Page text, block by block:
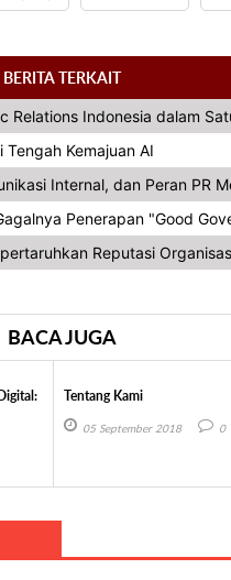
BERITA TERKAIT
Relations Indonesia dalam
Kemajuan AI
Internal, dan Peran PR
Penerapan "Good
Reputasi
BACA JUGA
Tentang Kami
05 September 2018 0